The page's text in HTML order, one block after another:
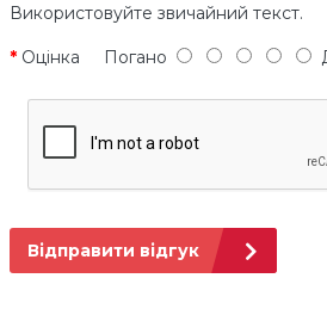
Використовуйте звичайний текст.
Оцінка Погано
Відправити відгук